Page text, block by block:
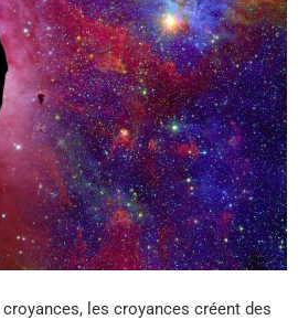
les croyances créent des